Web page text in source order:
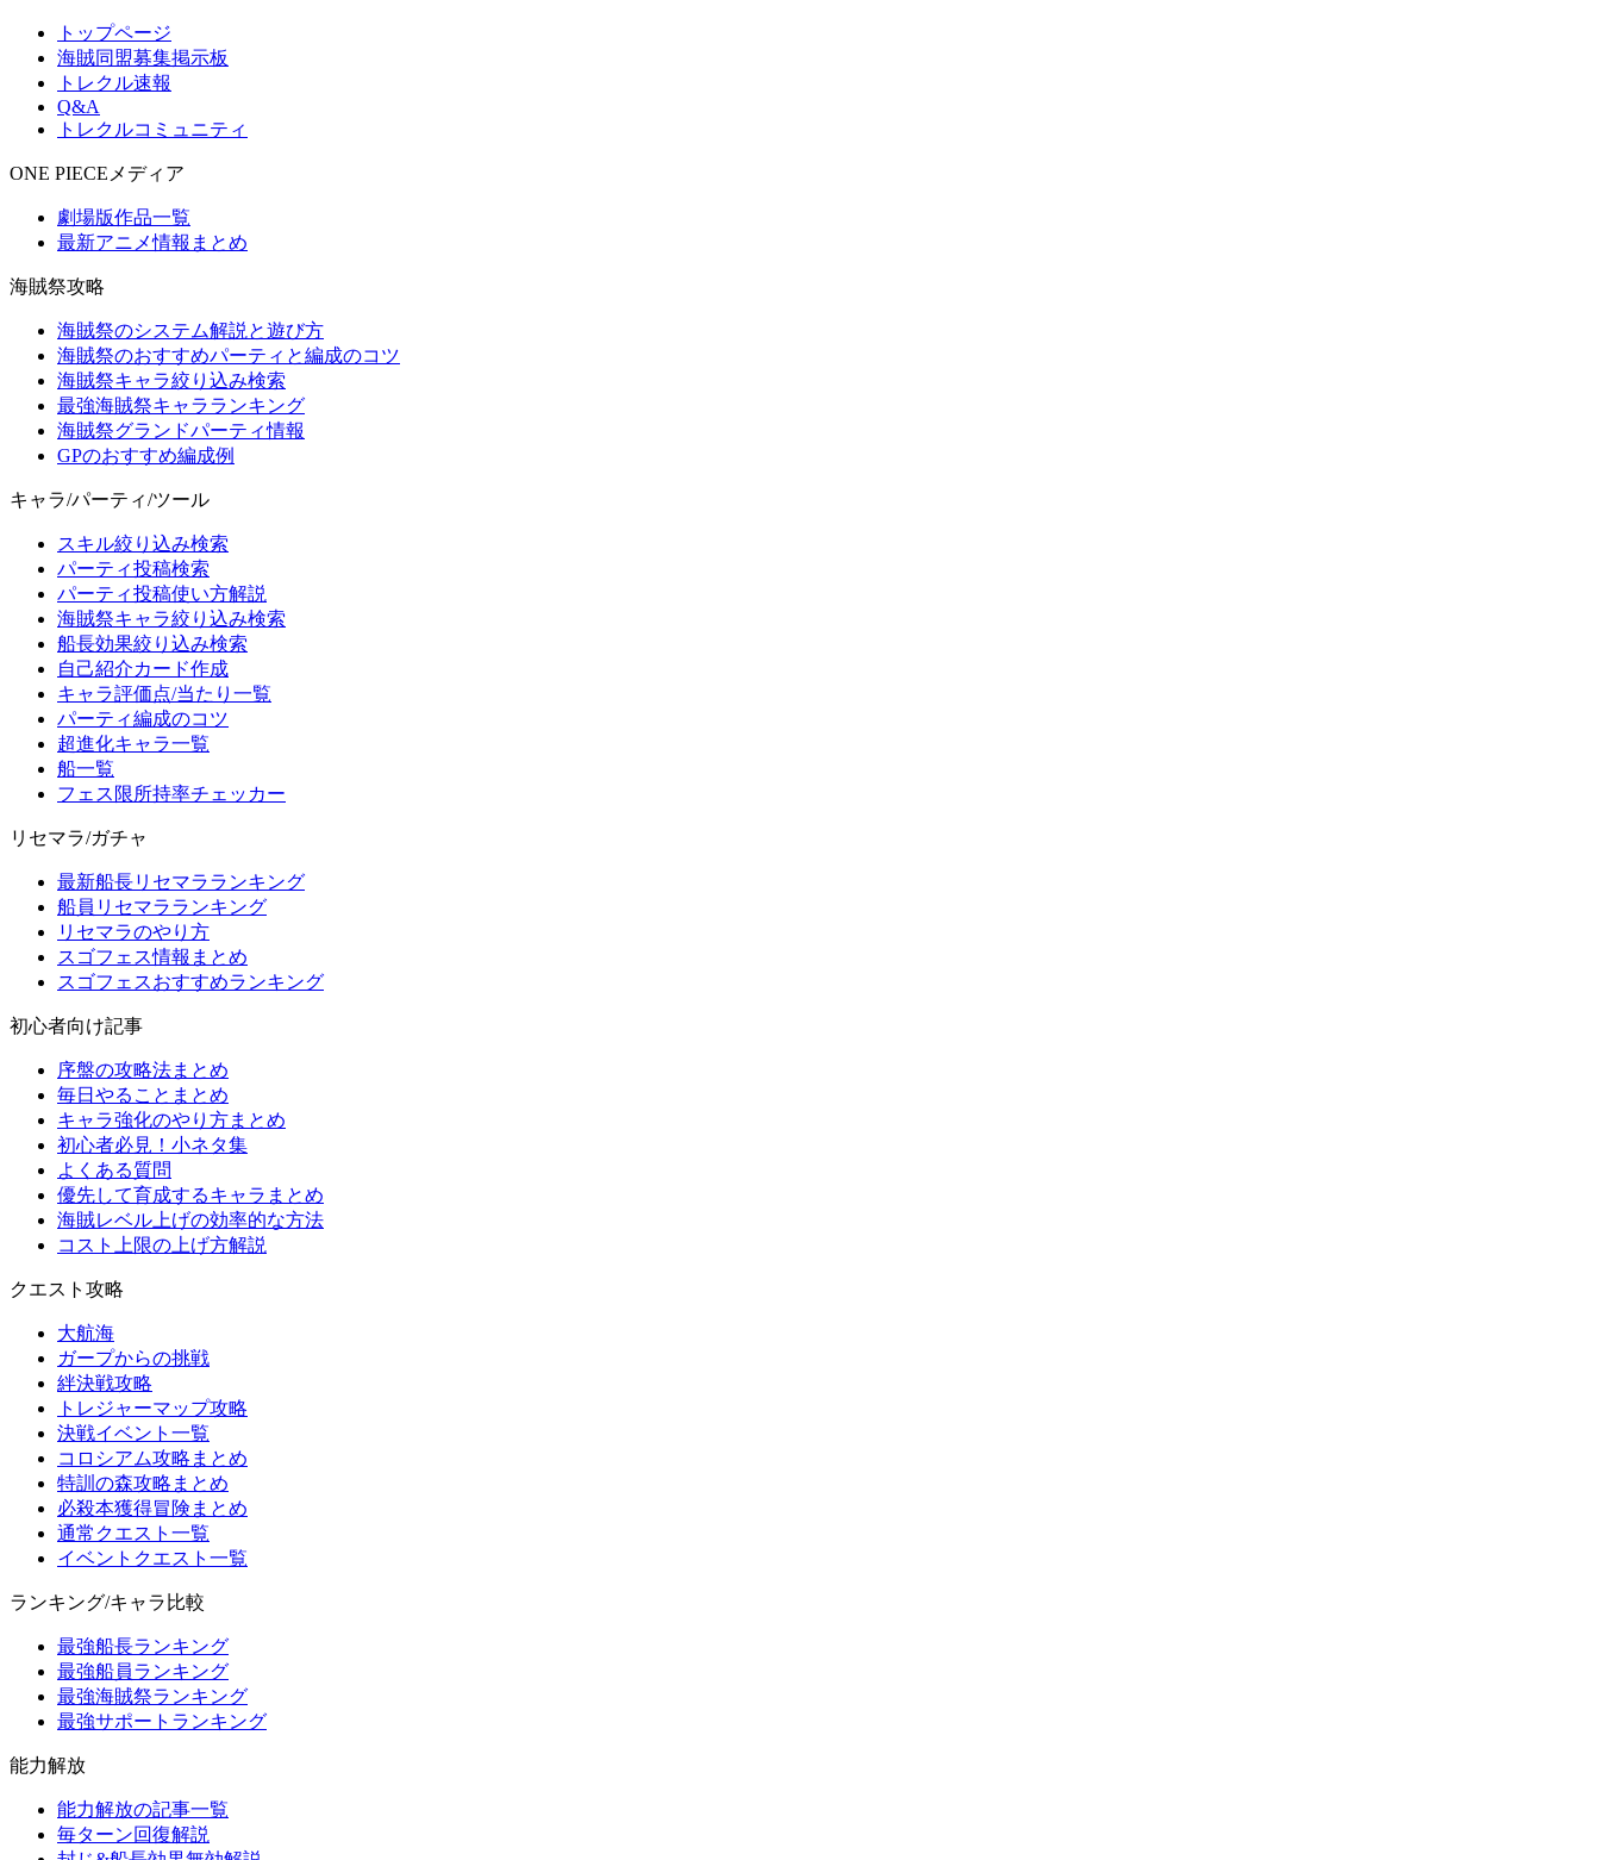
トップページ
海賊同盟募集掲示板
トレクル速報
Q&A
トレクルコミュニティ
ONE PIECEメディア
劇場版作品一覧
最新アニメ情報まとめ
海賊祭攻略
海賊祭のシステム解説と遊び方
海賊祭のおすすめパーティと編成のコツ
海賊祭キャラ絞り込み検索
最強海賊祭キャラランキング
海賊祭グランドパーティ情報
GPのおすすめ編成例
キャラ/パーティ/ツール
スキル絞り込み検索
パーティ投稿検索
パーティ投稿使い方解説
海賊祭キャラ絞り込み検索
船長効果絞り込み検索
自己紹介カード作成
キャラ評価点/当たり一覧
パーティ編成のコツ
超進化キャラ一覧
船一覧
フェス限所持率チェッカー
リセマラ/ガチャ
最新船長リセマラランキング
船員リセマラランキング
リセマラのやり方
スゴフェス情報まとめ
スゴフェスおすすめランキング
初心者向け記事
序盤の攻略法まとめ
毎日やることまとめ
キャラ強化のやり方まとめ
初心者必見！小ネタ集
よくある質問
優先して育成するキャラまとめ
海賊レベル上げの効率的な方法
コスト上限の上げ方解説
クエスト攻略
大航海
ガープからの挑戦
絆決戦攻略
トレジャーマップ攻略
決戦イベント一覧
コロシアム攻略まとめ
特訓の森攻略まとめ
必殺本獲得冒険まとめ
通常クエスト一覧
イベントクエスト一覧
ランキング/キャラ比較
最強船長ランキング
最強船員ランキング
最強海賊祭ランキング
最強サポートランキング
能力解放
能力解放の記事一覧
毎ターン回復解説